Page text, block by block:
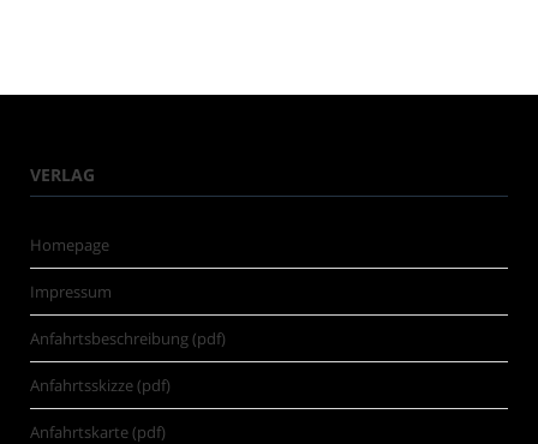
VERLAG
Homepage
Impressum
Anfahrtsbeschreibung (pdf)
Anfahrtsskizze (pdf)
Anfahrtskarte (pdf)